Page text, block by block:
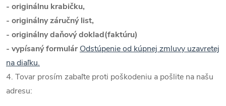
- originálnu krabičku,
- originálny záručný list,
- originálny daňový doklad(faktúru)
- vypísaný formulár Odstúpenie od kúpnej zmluvy uzavretej
na diaľku.
4. Tovar prosím zabaľte proti poškodeniu a pošlite na našu
adresu: